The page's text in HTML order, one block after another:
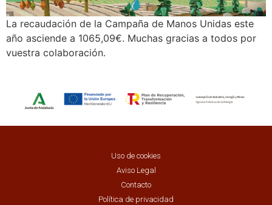
La recaudación de la Campaña de Manos Unidas este
año asciende a 1065,09€. Muchas gracias a todos por
vuestra colaboración.
Uso de cookies
Aviso Legal
Contacto
Política de privacidad